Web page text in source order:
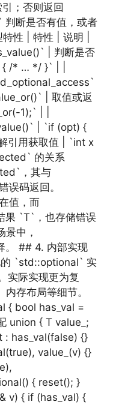
；否则返回
断是否有值，或者
性 | 特性 | 说明 |
| 判断是否
{ /* … */ }` | |
| 取值或返
1);` | |
| `if (opt) {
用获取值 | `int x
的关系
，其与
码返回。
值，而
果 `T`，也存储错误
中，
。 ## 4. 内部实现
的 `std::optional` 实
实际实现更为复
存布局等细节。
{ bool has_val =
union { T value_;
: has_val(false) {}
value_(v) {}
{ reset(); }
v) { if (has_val) {